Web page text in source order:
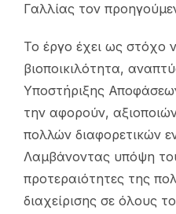
Γαλλίας τον
Το έργο έχει ως στόχο
βιοποικιλότητα,
Υποστήριξης
την αφορούν,
πολλών διαφορετικών
Λαμβάνοντας υπόψη
προτεραιότητες της
διαχείρισης σε όλους